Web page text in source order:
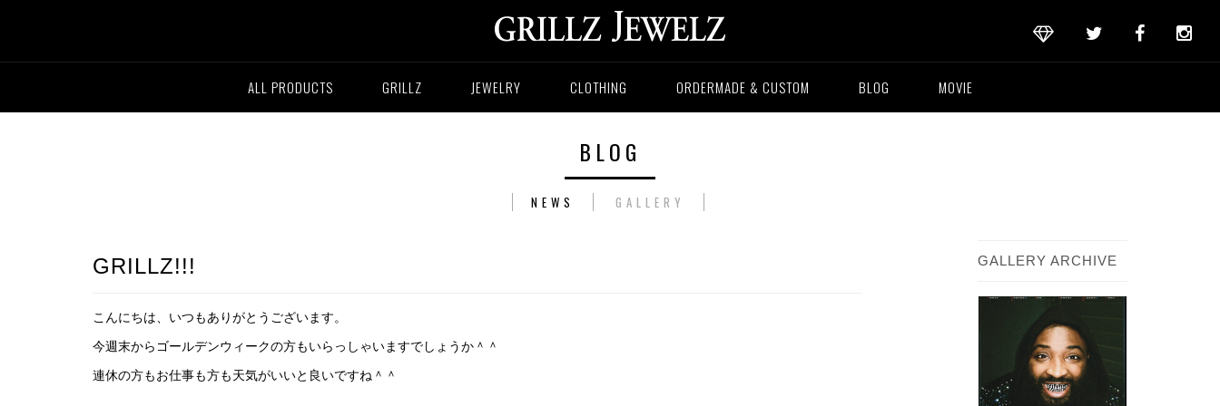
ALL PRODUCTS GRILLZ JEWELRY CLOTHING ORDERMADE & CUSTOM BLOG MOVIE
BLOG
NEWS GALLERY
GRILLZ!!!
こんにちは、いつもありがとうございます。
今週末からゴールデンウィークの方もいらっしゃいますでしょうか＾＾
連休の方もお仕事も方も天気がいいと良いですね＾＾
GALLERY ARCHIVE